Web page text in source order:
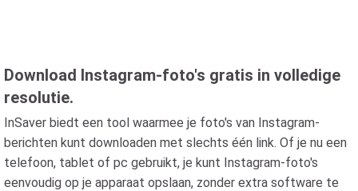
Download Instagram-foto's gratis in volledige
resolutie.
InSaver biedt een tool waarmee je foto's van Instagram-
berichten kunt downloaden met slechts één link. Of je nu een
telefoon, tablet of pc gebruikt, je kunt Instagram-foto's
eenvoudig op je apparaat opslaan, zonder extra software te